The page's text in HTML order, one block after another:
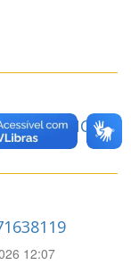
E CIÊNCIA
12:07